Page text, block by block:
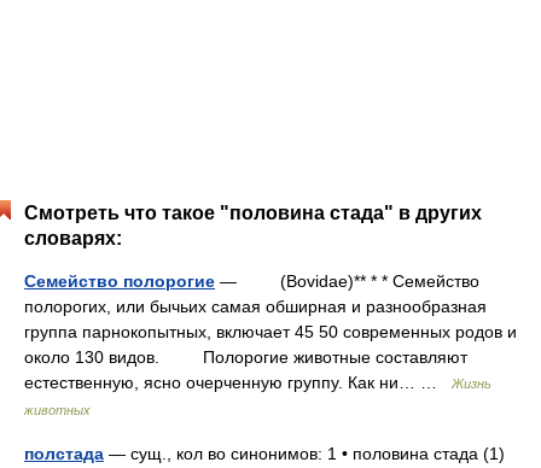
Смотреть что такое "половина стада" в других
словарях:
Семейство полорогие — (Bovidae)** * * Семейство
полорогих, или бычьих самая обширная и разнообразная
группа парнокопытных, включает 45 50 современных родов и
около 130 видов. Полорогие животные составляют
естественную, ясно очерченную группу. Как ни… …
Жизнь
животных
полстада — сущ., кол во синонимов: 1 • половина стада (1)